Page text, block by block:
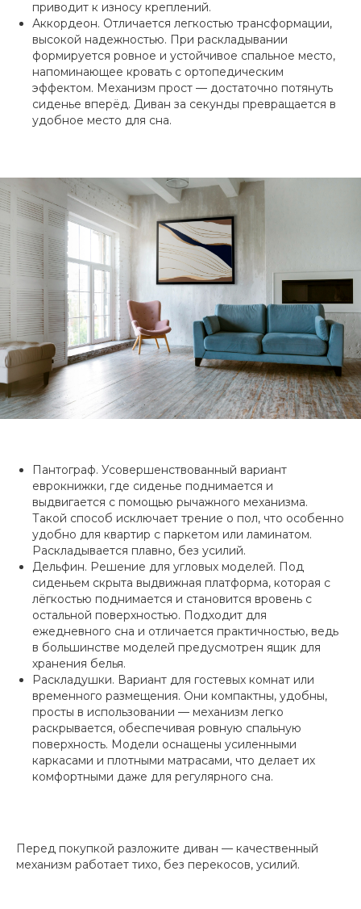
приводит к износу креплений.
Аккордеон. Отличается легкостью трансформации,
высокой надежностью. При раскладывании
формируется ровное и устойчивое спальное место,
напоминающее кровать с ортопедическим
эффектом. Механизм прост — достаточно потянуть
сиденье вперёд. Диван за секунды превращается в
удобное место для сна.
Пантограф. Усовершенствованный вариант
еврокнижки, где сиденье поднимается и
выдвигается с помощью рычажного механизма.
Такой способ исключает трение о пол, что особенно
удобно для квартир с паркетом или ламинатом.
Раскладывается плавно, без усилий.
Дельфин. Решение для угловых моделей. Под
сиденьем скрыта выдвижная платформа, которая с
лёгкостью поднимается и становится вровень с
остальной поверхностью. Подходит для
ежедневного сна и отличается практичностью, ведь
в большинстве моделей предусмотрен ящик для
хранения белья.
Раскладушки. Вариант для гостевых комнат или
временного размещения. Они компактны, удобны,
просты в использовании — механизм легко
раскрывается, обеспечивая ровную спальную
поверхность. Модели оснащены усиленными
каркасами и плотными матрасами, что делает их
комфортными даже для регулярного сна.
Перед покупкой разложите диван — качественный
механизм работает тихо, без перекосов, усилий.